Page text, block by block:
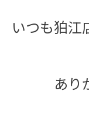
いつも狛江
あり